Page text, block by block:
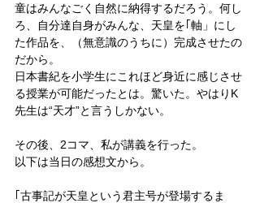
童はみんなごく自然に納得するだろう。何し
ろ、自分達自身がみんな、天皇を｢軸」にし
た作品を、（無意識のうちに）完成させたの
だから。
日本書紀を小学生にこれほど身近に感じさせ
る授業が可能だったとは。驚いた。やはりK
先生は“天才”と言うしかない。
その後、2コマ、私が講義を行った。
以下は当日の感想文から。
｢古事記が天皇という君主号が登場するま